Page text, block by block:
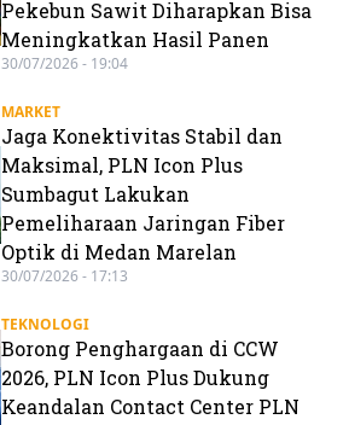
Pekebun Sawit Diharapkan Bisa
Meningkatkan Hasil Panen
30/07/2026 - 19:04
MARKET
Jaga Konektivitas Stabil dan
Maksimal, PLN Icon Plus
Sumbagut Lakukan
Pemeliharaan Jaringan Fiber
Optik di Medan Marelan
30/07/2026 - 17:13
TEKNOLOGI
Borong Penghargaan di CCW
2026, PLN Icon Plus Dukung
Keandalan Contact Center PLN